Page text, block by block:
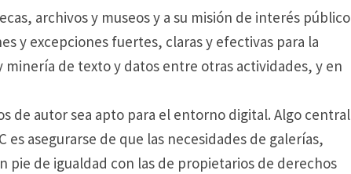
archivos y museos y a su misión de interés público
y excepciones fuertes, claras y efectivas para la
de texto y datos entre otras actividades, y en
de autor sea apto para el entorno digital. Algo central
asegurarse de que las necesidades de galerías,
pie de igualdad con las de propietarios de derechos